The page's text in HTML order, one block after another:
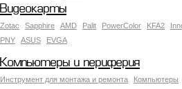
Видеокарты
Zotac Sapphire AMD Palit PowerColor KFA2
PNY
ASUS EVGA
Компьютеры и периферия
Инструмент для монтажа и ремонта Компьютеры